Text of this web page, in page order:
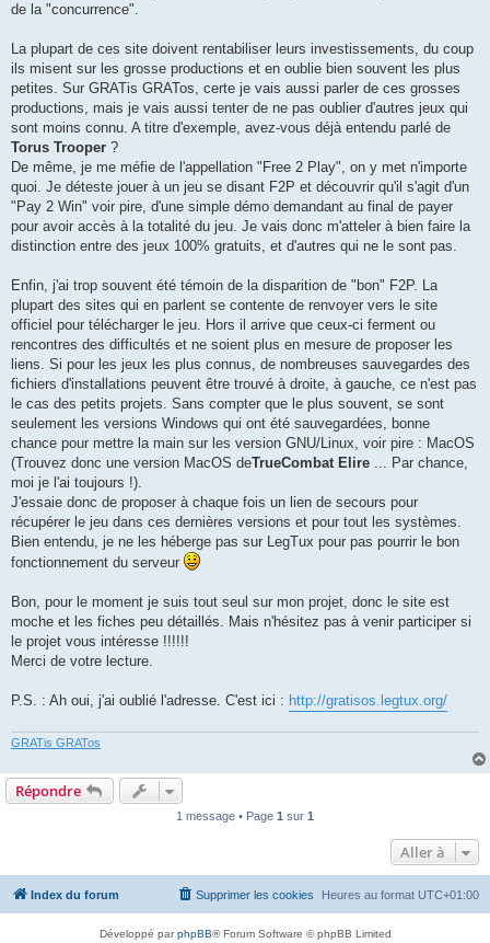
de la "concurrence".
La plupart de ces site doivent rentabiliser leurs investissements, du coup
ils misent sur les grosse productions et en oublie bien souvent les plus
petites. Sur GRATis GRATos, certe je vais aussi parler de ces grosses
productions, mais je vais aussi tenter de ne pas oublier d'autres jeux qui
sont moins connu. A titre d'exemple, avez-vous déjà entendu parlé de
Torus Trooper ?
De même, je me méfie de l'appellation "Free 2 Play", on y met n'importe
quoi. Je déteste jouer à un jeu se disant F2P et découvrir qu'il s'agit d'un
"Pay 2 Win" voir pire, d'une simple démo demandant au final de payer
pour avoir accès à la totalité du jeu. Je vais donc m'atteler à bien faire la
distinction entre des jeux 100% gratuits, et d'autres qui ne le sont pas.
Enfin, j'ai trop souvent été témoin de la disparition de "bon" F2P. La
plupart des sites qui en parlent se contente de renvoyer vers le site
officiel pour télécharger le jeu. Hors il arrive que ceux-ci ferment ou
rencontres des difficultés et ne soient plus en mesure de proposer les
liens. Si pour les jeux les plus connus, de nombreuses sauvegardes des
fichiers d'installations peuvent être trouvé à droite, à gauche, ce n'est pas
le cas des petits projets. Sans compter que le plus souvent, se sont
seulement les versions Windows qui ont été sauvegardées, bonne
chance pour mettre la main sur les version GNU/Linux, voir pire : MacOS
(Trouvez donc une version MacOS deTrueCombat Elire ... Par chance,
moi je l'ai toujours !).
J'essaie donc de proposer à chaque fois un lien de secours pour
récupérer le jeu dans ces dernières versions et pour tout les systèmes.
Bien entendu, je ne les héberge pas sur LegTux pour pas pourrir le bon
fonctionnement du serveur
Bon, pour le moment je suis tout seul sur mon projet, donc le site est
moche et les fiches peu détaillés. Mais n'hésitez pas à venir participer si
le projet vous intéresse !!!!!!
Merci de votre lecture.
P.S. : Ah oui, j'ai oublié l'adresse. C'est ici : http://gratisos.legtux.org/
GRATis GRATos
Répondre
1 message • Page 1 sur 1
Aller à
Index du forum Heures au format UTC+01:00
Supprimer les cookies
Développé parphpBB® Forum Software © phpBB Limited